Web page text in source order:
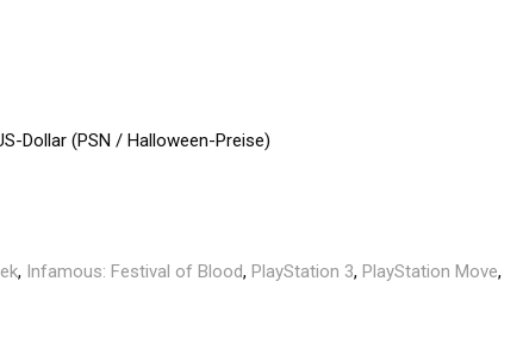
Dollar (PSN / Halloween-Preise)
, Infamous: Festival of Blood, PlayStation 3, PlayStation Move,